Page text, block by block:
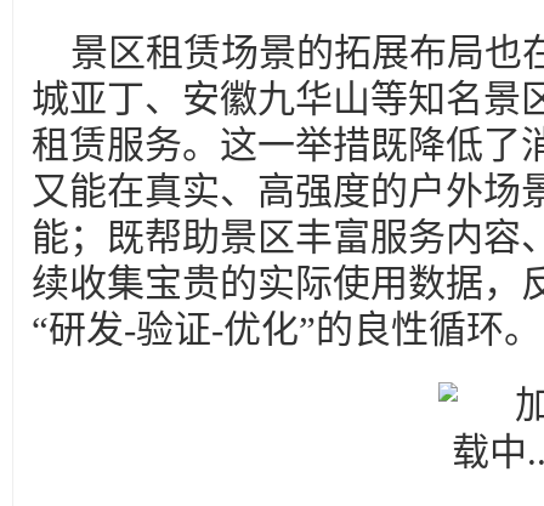
景区租赁场景的拓展布局也
城亚丁、安徽九华山等知名景
租赁服务。这一举措既降低了
又能在真实、高强度的户外场
能；既帮助景区丰富服务内容
续收集宝贵的实际使用数据，
“研发-验证-优化”的良性循环。